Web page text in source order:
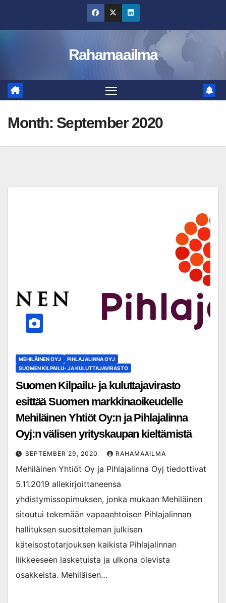
Rahamaailma
Month: September 2020
MEHILÄINEN OYJ
PIHLAJALINNA OYJ
SUOMEN KILPAILU- JA KULUTTAJAVIRASTO
Suomen Kilpailu- ja kuluttajavirasto
esittää Suomen markkinaoikeudelle
Mehiläinen Yhtiöt Oy:n ja Pihlajalinna
Oyj:n välisen yrityskaupan kieltämistä
SEPTEMBER 29, 2020 RAHAMAAILMA
Mehiläinen Yhtiöt Oy ja Pihlajalinna Oyj tiedottivat
5.11.2019 allekirjoittaneensa
yhdistymissopimuksen, jonka mukaan Mehiläinen
sitoutui tekemään vapaaehtoisen Pihlajalinnan
hallituksen suositteleman julkisen
käteisostotarjouksen kaikista Pihlajalinnan
liikkeeseen lasketuista ja ulkona olevista
osakkeista. Mehiläisen…